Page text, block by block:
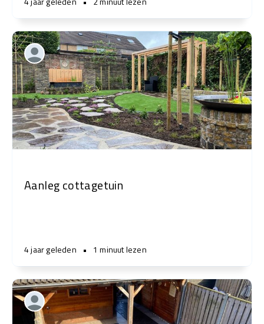
Aanleg cottagetuin
4 jaar geleden • 1 minuut lezen